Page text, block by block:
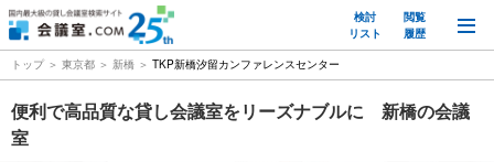
検討
リスト
閲覧
履歴
トップ 東京都 新橋 TKP新橋汐留カンファレンスセンター
便利で高品質な貸し会議室をリーズナブルに 新橋の会議
室